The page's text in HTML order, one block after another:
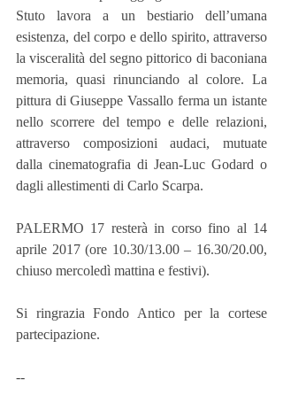
Stuto lavora a un bestiario dell’umana
esistenza, del corpo e dello spirito, attraverso
la visceralità del segno pittorico di baconiana
memoria, quasi rinunciando al colore. La
pittura di Giuseppe Vassallo ferma un istante
nello scorrere del tempo e delle relazioni,
attraverso composizioni audaci, mutuate
dalla cinematografia di Jean-Luc Godard o
dagli allestimenti di Carlo Scarpa.
PALERMO 17 resterà in corso fino al 14
aprile 2017 (ore 10.30/13.00 – 16.30/20.00,
chiuso mercoledì mattina e festivi).
Si ringrazia Fondo Antico per la cortese
partecipazione.
--